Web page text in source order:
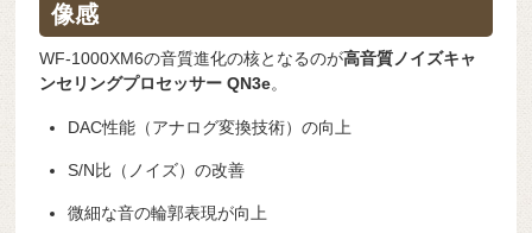
像感
WF-1000XM6の音質進化の核となるのが高音質ノイズキャ
ンセリングプロセッサー QN3e。
DAC性能（アナログ変換技術）の向上
S/N比（ノイズ）の改善
微細な音の輪郭表現が向上